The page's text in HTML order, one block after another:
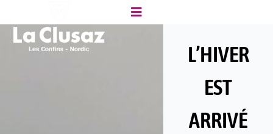
L’HIVER
EST
ARRIVÉ